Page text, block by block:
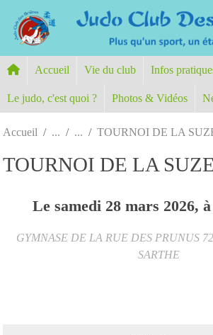
Accueil Vie du club Infos
Le judo, c'est quoi ? Photos & Vidéos
Accueil TOURNOI DE LA
TOURNOI DE LA
Le samedi 28 mars 2026,
GYMNASE DE LA RUE DES PRUNUS
SARTHE
Panneau de gestion des cookies